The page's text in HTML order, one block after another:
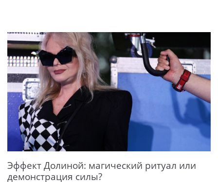
Эффект Долиной: магический ритуал или
демонстрация силы?